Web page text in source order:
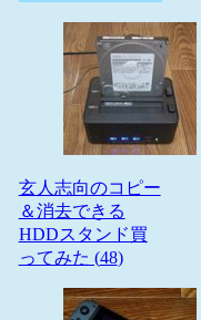
玄人志向のコピー
＆消去できる
HDDスタンド買
ってみた (48)